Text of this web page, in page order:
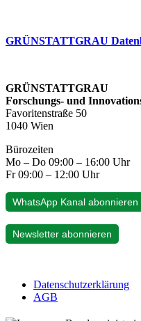
GRÜNSTATTGRAU
GRÜNSTATTGRAU
Forschungs- und
Favoritenstraße 50
1040 Wien
Bürozeiten
Mo – Do 09:00 – 16:00 Uhr
Fr 09:00 – 12:00 Uhr
WhatsApp Kanal abonnieren
Newsletter abonnieren
Datenschutzerklärung
AGB